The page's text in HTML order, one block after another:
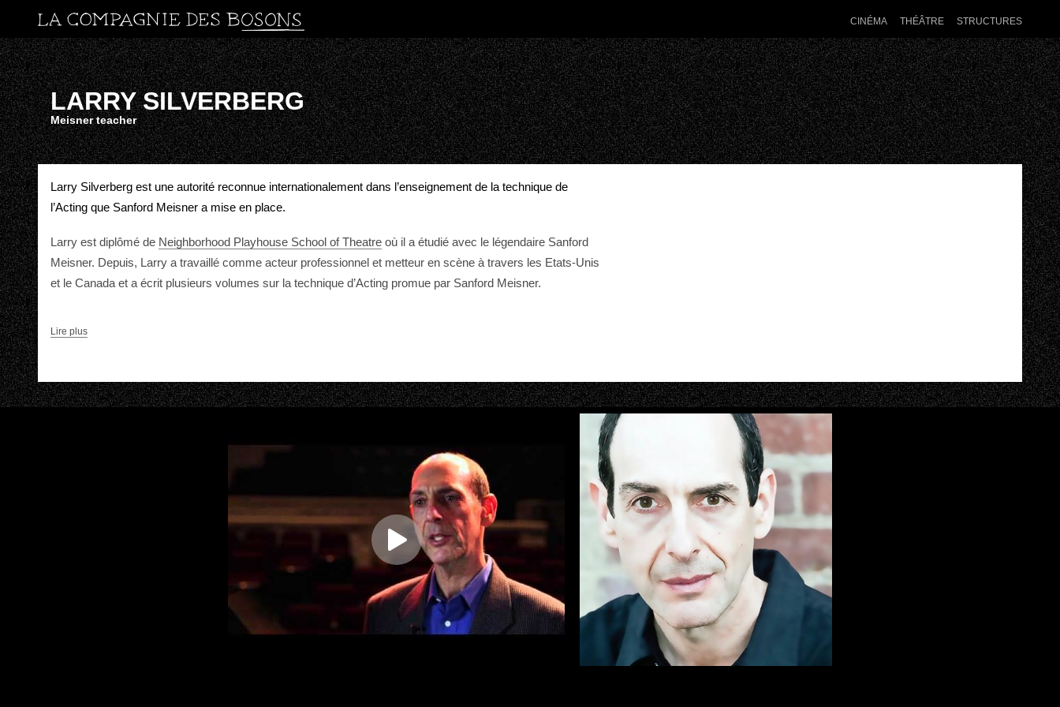
CINÉMA THÉÂTRE STRUCTURES
LARRY SILVERBERG
Meisner teacher
Larry Silverberg est une autorité reconnue internationalement dans l’enseignement de la technique de
l’Acting que Sanford Meisner a mise en place.
Larry est diplômé de Neighborhood Playhouse School of Theatreoù il a étudié avec le légendaire Sanford
Meisner. Depuis, Larry a travaillé comme acteur professionnel et metteur en scène à travers les Etats-Unis
et le Canada et a écrit plusieurs volumes sur la technique d’Acting promue par Sanford Meisner.
Lire